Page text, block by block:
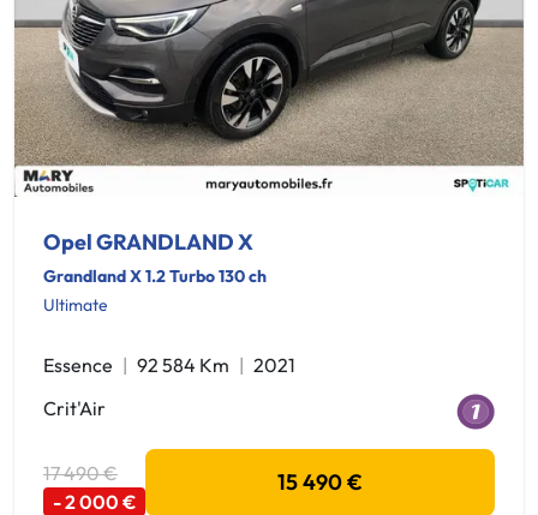
Opel GRANDLAND X
Grandland X 1.2 Turbo 130 ch
Ultimate
Essence 92 584 Km
2021
Crit'Air
17 490 €
- 2 000 €
15 490 €